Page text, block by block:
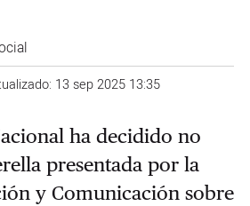
13 sep 2025 13:35
ha decidido no
presentada por la
y Comunicación sobre